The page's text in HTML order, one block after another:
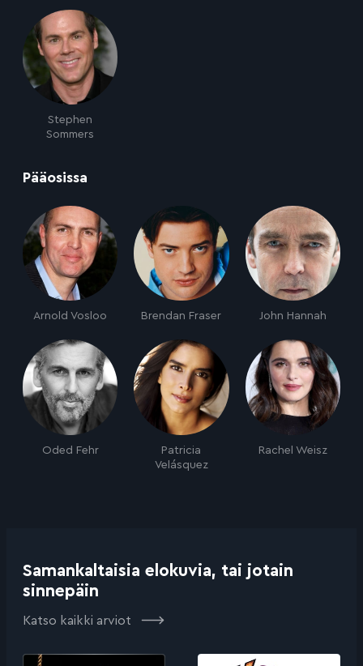
Stephen
Sommers
Pääosissa
Arnold Vosloo Brendan Fraser John Hannah
Oded Fehr
Patricia
Velásquez
Rachel Weisz
Samankaltaisia elokuvia, tai jotain
sinnepäin
Katso kaikki arviot